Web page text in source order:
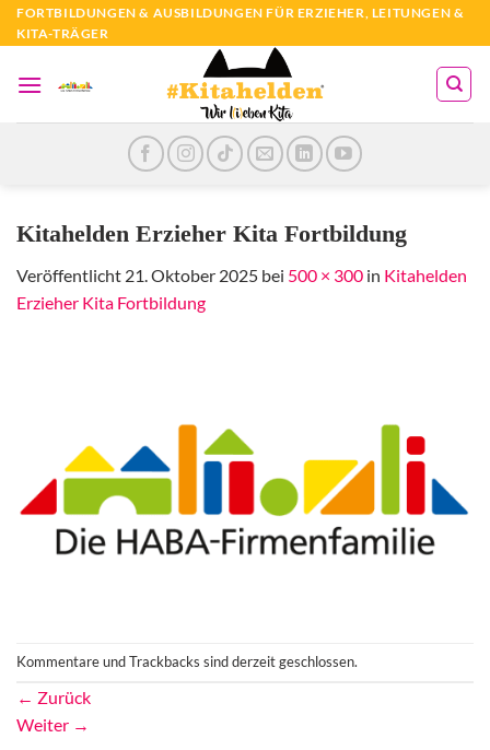
Zum
Inhalt
FORTBILDUNGEN & AUSBILDUNGEN FÜR ERZIEHER, LEITUNGEN &
KITA-TRÄGER
Kitahelden Erzieher Kita Fortbildung
Veröffentlicht 21. Oktober 2025 bei 500 × 300 in Kitahelden
Erzieher Kita Fortbildung
Kommentare und Trackbacks sind derzeit geschlossen.
← Zurück
Weiter →